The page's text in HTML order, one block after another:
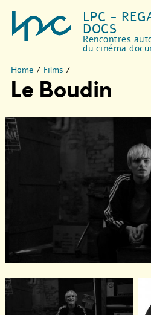
LPC -
DOCS
Rencontres
du cinéma
Home / Films /
Le Boudin